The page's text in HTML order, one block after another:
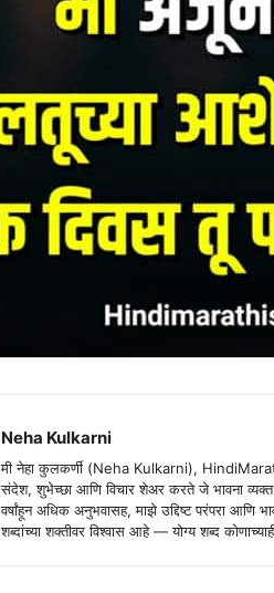
Neha Kulkarni
मी नेहा कुलकर्णी (Neha Kulkarni),
संदेश, शुभेच्छा आणि विचार शेअर करते जे भावना
वर्षांहून अधिक अनुभवासह, माझे उद्दिष्ट परंपरा
शब्दांच्या शक्तीवर विश्वास आहे — योग्य शब्द